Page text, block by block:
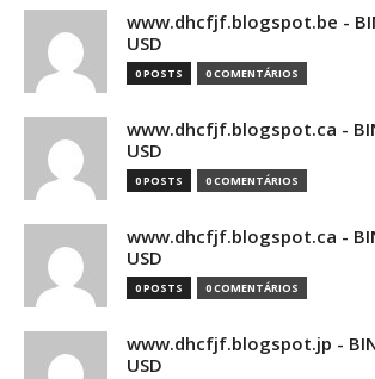
www.dhcfjf.blogspot.be -
USD
0 POSTS 0 COMENTÁRIOS
www.dhcfjf.blogspot.ca -
USD
0 POSTS 0 COMENTÁRIOS
www.dhcfjf.blogspot.ca -
USD
0 POSTS 0 COMENTÁRIOS
www.dhcfjf.blogspot.jp -
USD